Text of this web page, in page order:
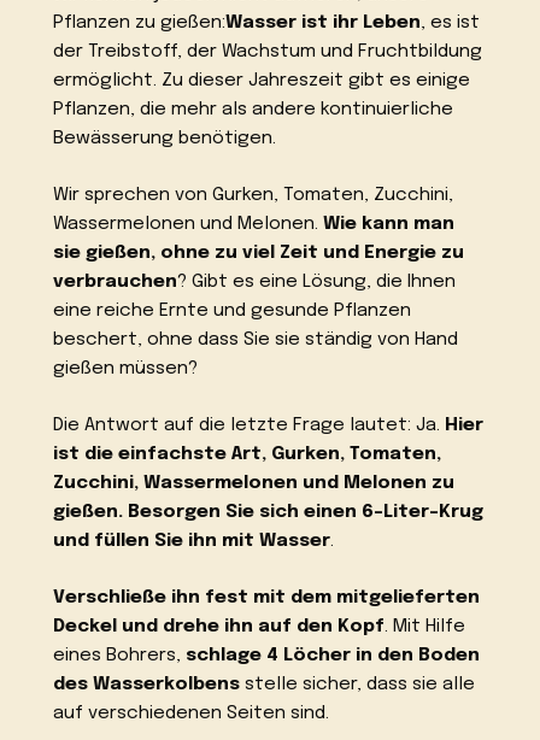
Pflanzen zu gießen:Wasser ist ihr Leben, es ist
der Treibstoff, der Wachstum und Fruchtbildung
ermöglicht. Zu dieser Jahreszeit gibt es einige
Pflanzen, die mehr als andere kontinuierliche
Bewässerung benötigen.
Wir sprechen von Gurken, Tomaten, Zucchini,
Wassermelonen und Melonen.Wie kann man
sie gießen, ohne zu viel Zeit und Energie zu
verbrauchen? Gibt es eine Lösung, die Ihnen
eine reiche Ernte und gesunde Pflanzen
beschert, ohne dass Sie sie ständig von Hand
gießen müssen?
Die Antwort auf die letzte Frage lautet: Ja. Hier
ist die einfachste Art, Gurken, Tomaten,
Zucchini, Wassermelonen und Melonen zu
gießen. Besorgen Sie sich einen 6-Liter-Krug
und füllen Sie ihn mit Wasser.
Verschließe ihn fest mit dem mitgelieferten
Deckel und drehe ihn auf den Kopf. Mit Hilfe
eines Bohrers, schlage 4 Löcher in den Boden
des Wasserkolbens stelle sicher, dass sie alle
auf verschiedenen Seiten sind.